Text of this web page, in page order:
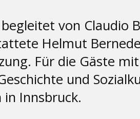
von Claudio
Helmut
Für die Gäste
und
Innsbruck.